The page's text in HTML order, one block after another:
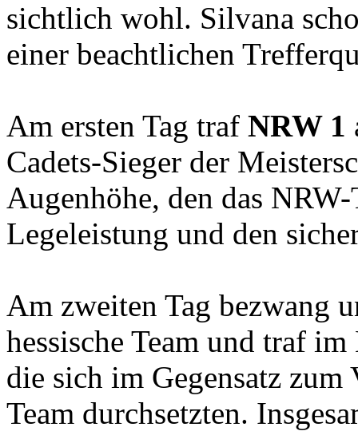
sichtlich wohl. Silvana
einer beachtlichen
Am ersten Tag traf NRW 1
Cadets-Sieger der
Augenhöhe, den das
Legeleistung und den
Am zweiten Tag bezwang
hessische Team und traf
die sich im Gegensatz zum
Team durchsetzten.